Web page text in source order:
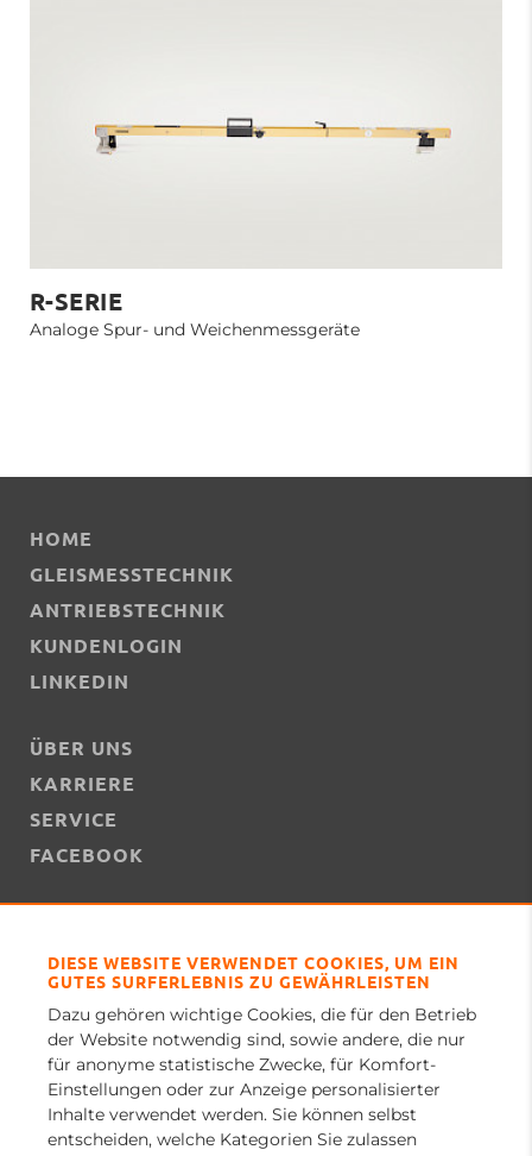
R-SERIE
Analoge Spur- und Weichenmessgeräte
HOME
GLEISMESSTECHNIK
ANTRIEBSTECHNIK
KUNDENLOGIN
LINKEDIN
ÜBER UNS
KARRIERE
SERVICE
FACEBOOK
NEWS
REFERENZEN
YOUTUBE
WARTUNGSTERMIN
DIESE WEBSITE VERWENDET COOKIES, UM EIN
GUTES SURFERLEBNIS ZU GEWÄHRLEISTEN
Dazu gehören wichtige Cookies, die für den Betrieb
der Website notwendig sind, sowie andere, die nur
für anonyme statistische Zwecke, für Komfort-
Einstellungen oder zur Anzeige personalisierter
Inhalte verwendet werden. Sie können selbst
entscheiden, welche Kategorien Sie zulassen